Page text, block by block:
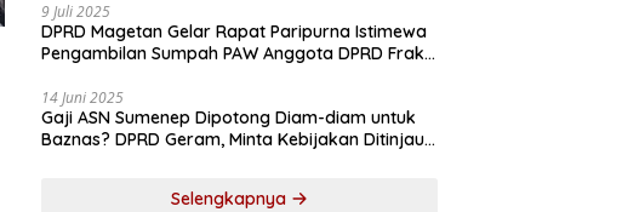
9 Juli 2025
DPRD Magetan Gelar Rapat Paripurna Istimewa
Pengambilan Sumpah PAW Anggota DPRD Fraksi
14 Juni 2025
Gaji ASN Sumenep Dipotong Diam-diam untuk
Baznas? DPRD Geram, Minta Kebijakan Ditinjau
Selengkapnya